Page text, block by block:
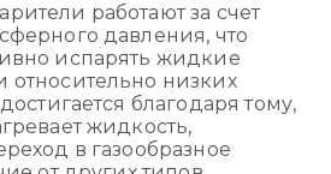
работают за счет
давления, что
испарять жидкие
относительно низких
благодаря тому,
жидкость,
в газообразное